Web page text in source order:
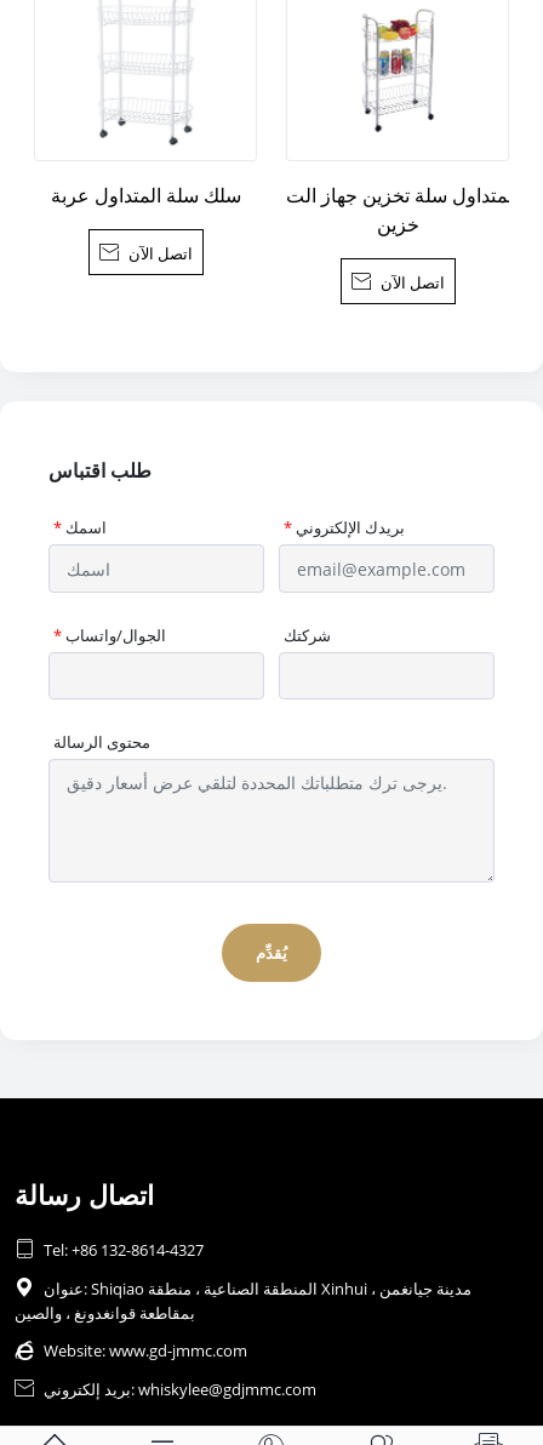
سلك سلة المتداول عربة
 اتصل الآن
المتداول سلة تخزين جهاز الت
خزين
 اتصل الآن
طلب اقتباس
* اسمك *بريدك الإلكتروني
*الجوال/واتساب شركتك
محتوى الرسالة
يُقدِّم
اتصال رسالة
 Tel: +86 132-8614-4327

عنوان: Shiqiao المنطقة الصناعية ، منطقة Xinhui ، مدينة جيانغمن
بمقاطعة قوانغدونغ ، والصين
 Website:www.gd-jmmc.com
 بريد إلكتروني: whiskylee@gdjmmc.com